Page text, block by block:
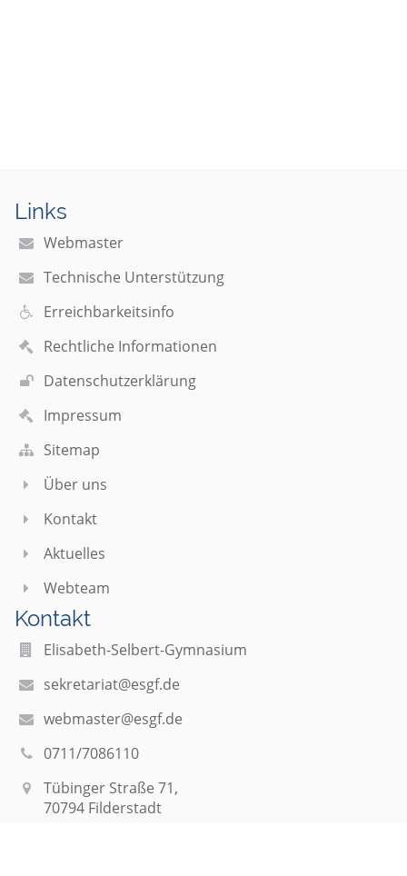
Links
Webmaster
Technische Unterstützung
Erreichbarkeitsinfo
Rechtliche Informationen
Datenschutzerklärung
Impressum
Sitemap
Über uns
Kontakt
Aktuelles
Webteam
Kontakt
Elisabeth-Selbert-Gymnasium
sekretariat@esgf.de
webmaster@esgf.de
0711/7086110
Tübinger Straße 71,
70794 Filderstadt